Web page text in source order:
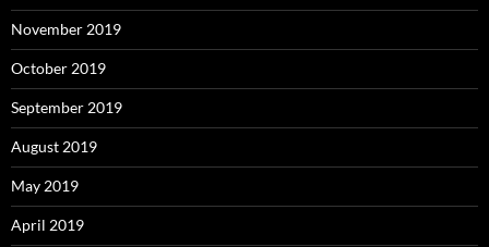
November 2019
October 2019
September 2019
August 2019
May 2019
April 2019